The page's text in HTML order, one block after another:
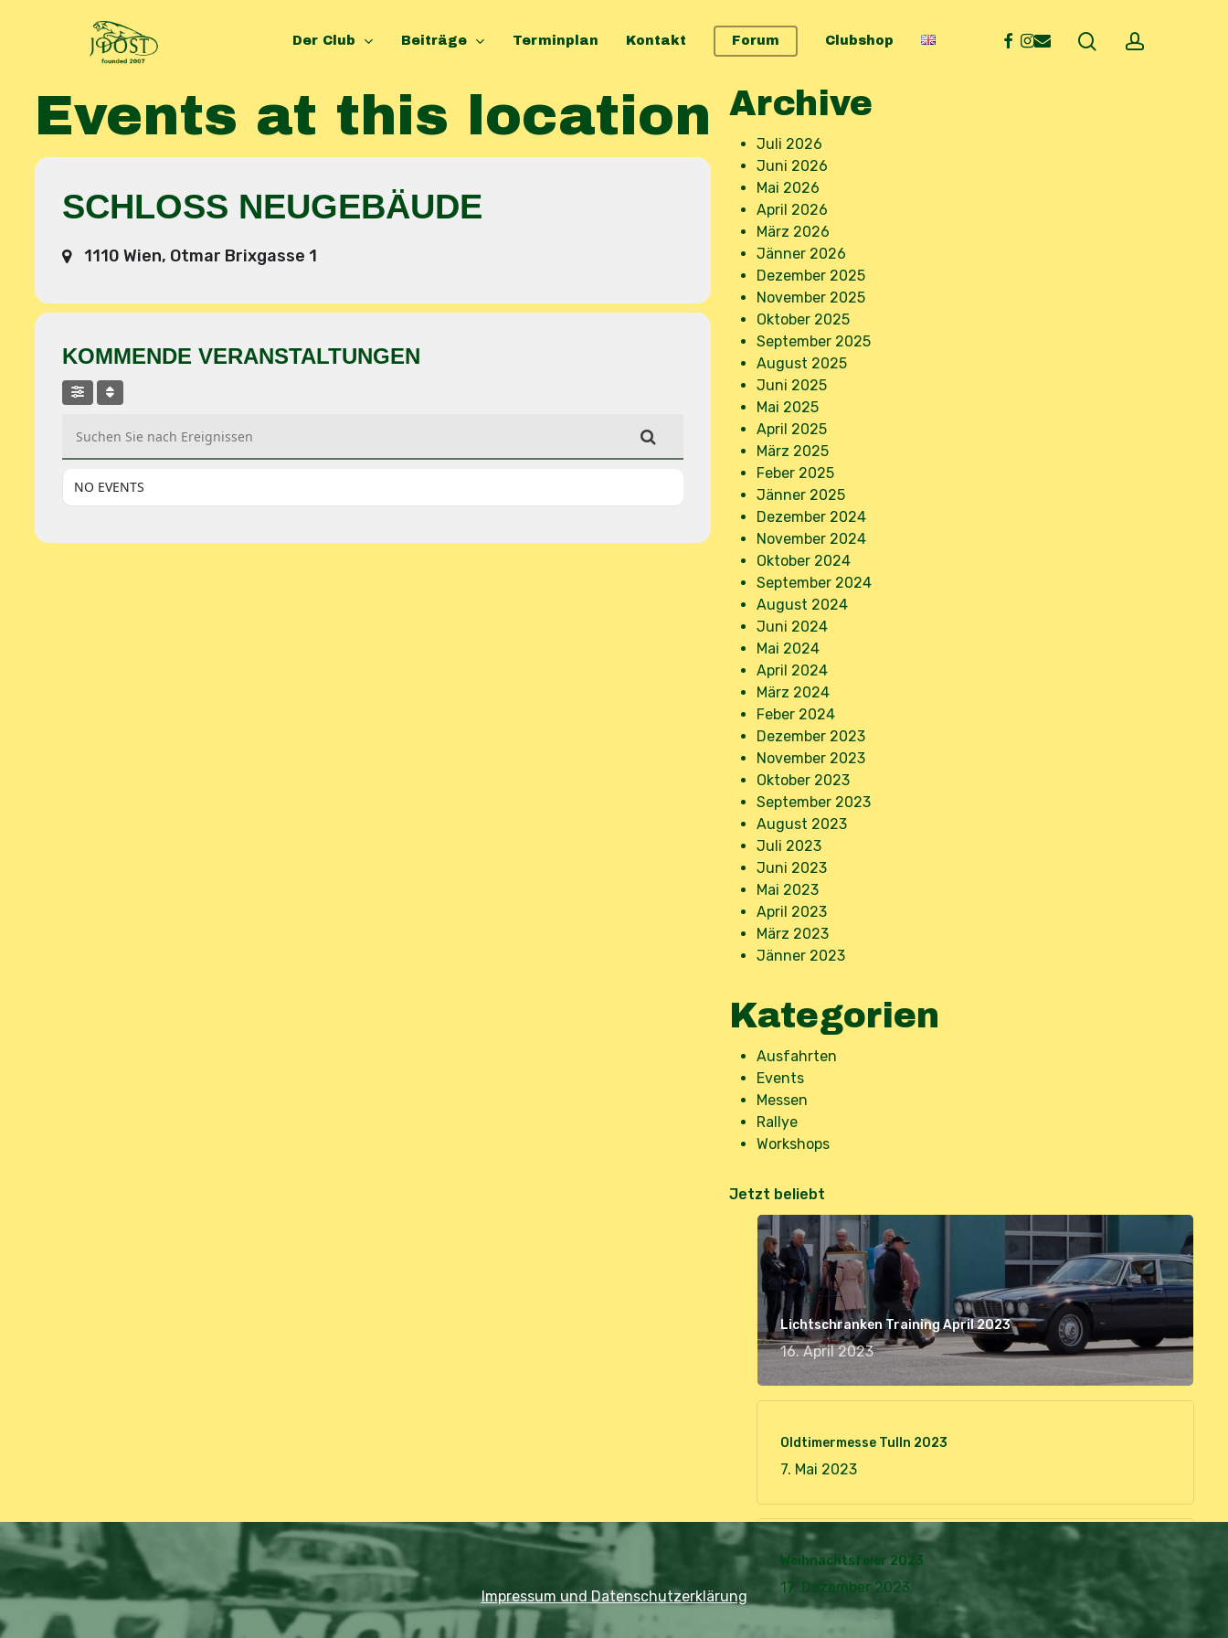
Hit enter to search or ESC to close
Der Club Beiträge Terminplan Kontakt Forum Clubshop facebook
instagram
email searchaccount
Events at this location
SCHLOSS NEUGEBÄUDE
1110 Wien, Otmar Brixgasse 1
KOMMENDE VERANSTALTUNGEN
NO EVENTS
Archive
Juli 2026
Juni 2026
Mai 2026
April 2026
März 2026
Jänner 2026
Dezember 2025
November 2025
Oktober 2025
September 2025
August 2025
Juni 2025
Mai 2025
April 2025
März 2025
Feber 2025
Jänner 2025
Dezember 2024
November 2024
Oktober 2024
September 2024
August 2024
Juni 2024
Mai 2024
April 2024
März 2024
Feber 2024
Dezember 2023
November 2023
Oktober 2023
September 2023
August 2023
Juli 2023
Juni 2023
Mai 2023
April 2023
März 2023
Jänner 2023
Kategorien
Ausfahrten
Events
Messen
Rallye
Workshops
Jetzt beliebt
Lichtschranken Training April 2023
16. April 2023
Oldtimermesse Tulln 2023
7. Mai 2023
Weihnachtsfeier 2023
17. Dezember 2023
Impressum und Datenschutzerklärung